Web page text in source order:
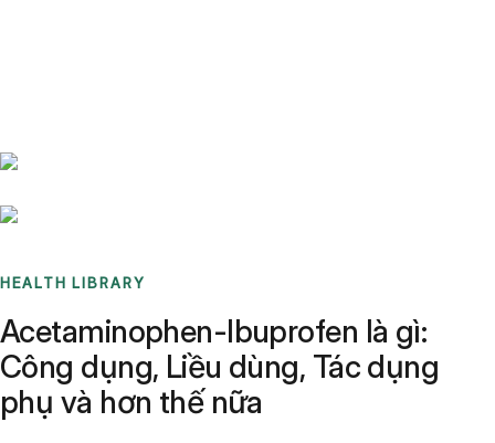
HEALTH LIBRARY
Acetaminophen-Ibuprofen là gì:
Công dụng, Liều dùng, Tác dụng
phụ và hơn thế nữa